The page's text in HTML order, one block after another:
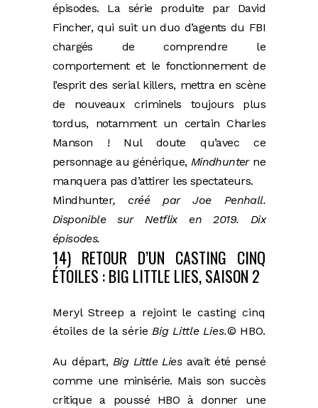
épisodes. La série produite par David
Fincher, qui suit un duo d’agents du FBI
chargés de comprendre le
comportement et le fonctionnement de
l’esprit des serial killers, mettra en scène
de nouveaux criminels toujours plus
tordus, notamment un certain Charles
Manson ! Nul doute qu’avec ce
personnage au générique, Mindhunterne
manquera pas d’attirer les spectateurs.
Mindhunter, créé par Joe Penhall.
Disponible sur Netflix en 2019. Dix
épisodes.
14) RETOUR D’UN CASTING CINQ
ÉTOILES : BIG LITTLE LIES, SAISON 2
Meryl Streep a rejoint le casting cinq
étoiles de la série Big Little Lies.© HBO.
Au départ, Big Little Liesavait été pensé
comme une minisérie. Mais son succès
critique a poussé HBO à donner une